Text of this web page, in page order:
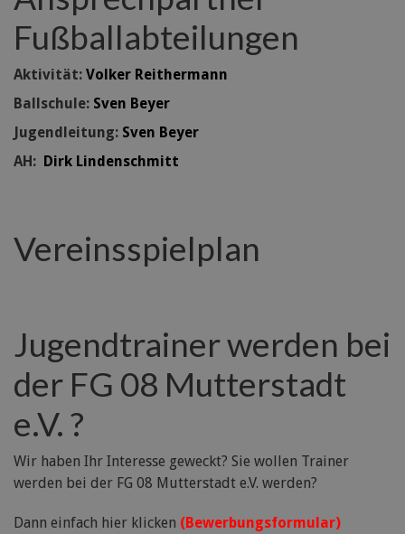
Fußballabteilungen
Aktivität: Volker Reithermann
Ballschule: Sven Beyer
Jugendleitung: Sven Beyer
AH: Dirk Lindenschmitt
Vereinsspielplan
Jugendtrainer werden bei
der FG 08 Mutterstadt
e.V. ?
Wir haben Ihr Interesse geweckt? Sie wollen Trainer
werden bei der FG 08 Mutterstadt e.V. werden?
Dann einfach hier klicken (Bewerbungsformular)